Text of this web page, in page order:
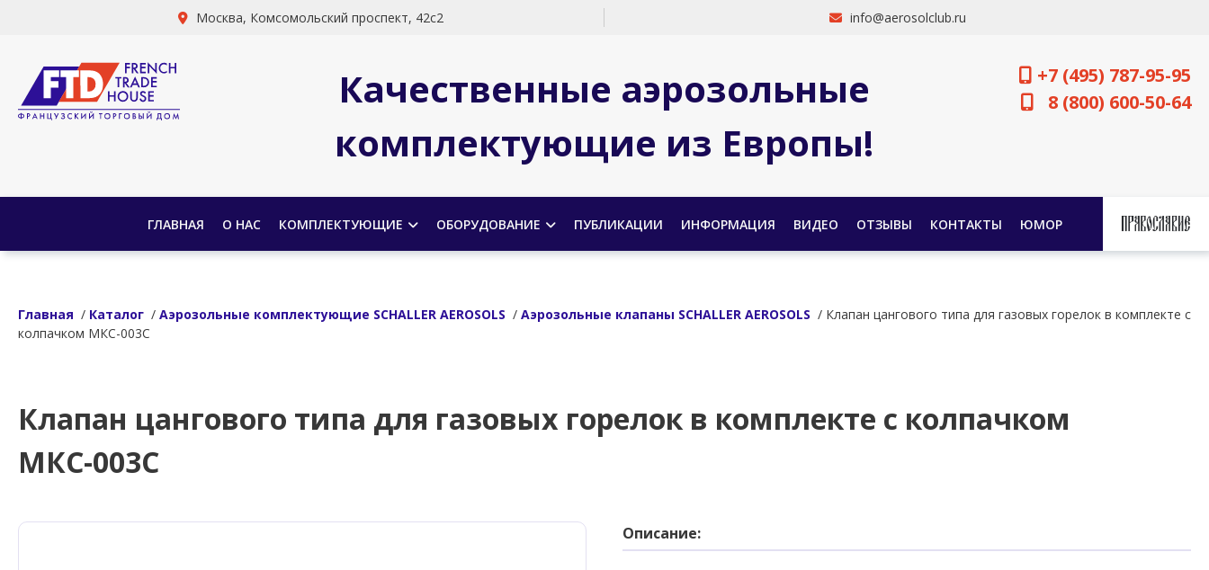
Москва, Комсомольский проспект, 42с2 info@aerosolclub.ru
Качественные аэрозольные
комплектующие из Европы!
+7 (495) 787-95-95
8 (800) 600-50-64
ГЛАВНАЯ О НАС КОМПЛЕКТУЮЩИЕ ОБОРУДОВАНИЕ ПУБЛИКАЦИИ ИНФОРМАЦИЯ ВИДЕО ОТЗЫВЫ КОНТАКТЫ ЮМОР
Главная / Каталог / Аэрозольные комплектующие SCHALLER AEROSOLS / Аэрозольные клапаны SCHALLER AEROSOLS / Клапан цангового типа для газовых горелок в комплекте с
колпачком МКС-003С
Клапан цангового типа для газовых горелок в комплекте с колпачком
МКС-003С
Описание: